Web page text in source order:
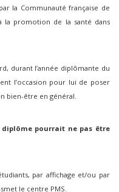
la Communauté française de
la promotion de la santé dans
durant l’année diplômante du
l’occasion pour lui de poser
bien-être en général.
diplôme pourrait ne pas être
par affichage et/ou par
le centre PMS.